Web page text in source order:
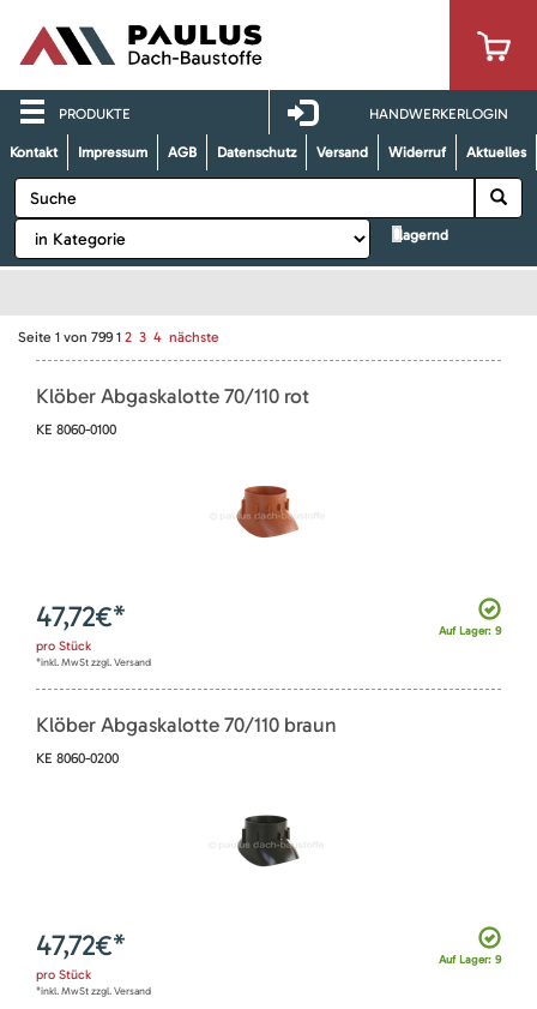
PRODUKTE HANDWERKERLOGIN
Kontakt Impressum AGB Datenschutz Versand Widerruf Aktuelles
lagernd
Seite 1 von 799 1 2 3 4 nächste
Klöber Abgaskalotte 70/110 rot
KE 8060-0100
Auf Lager: 9
47,72€*
pro Stück
*inkl. MwSt zzgl. Versand
Klöber Abgaskalotte 70/110 braun
KE 8060-0200
Auf Lager: 9
47,72€*
pro Stück
*inkl. MwSt zzgl. Versand